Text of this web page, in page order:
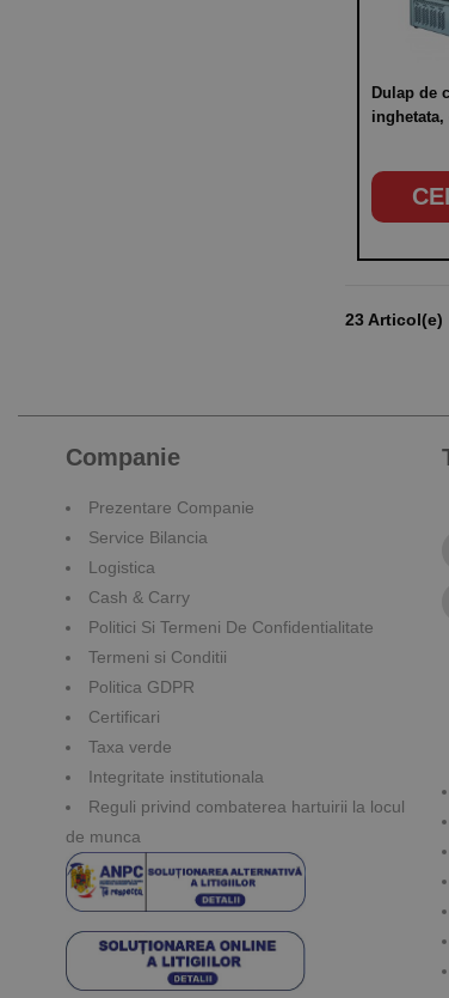
Dulap de
inghetata, capacitate 1300 litri-
23 Articol(e)
Companie
Prezentare Companie
Service Bilancia
Logistica
Cash & Carry
Politici Si Termeni De Confidentialitate
Termeni si Conditii
Politica GDPR
Certificari
Taxa verde
Integritate institutionala
Reguli privind combaterea hartuirii la locul
de munca